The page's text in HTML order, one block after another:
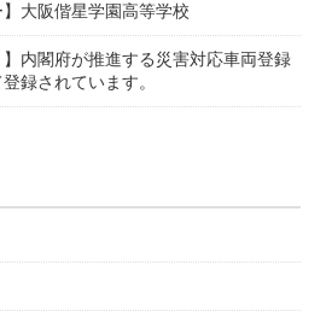
】大阪偕星学園高等学校
】内閣府が推進する災害対応車両登録
録されています。